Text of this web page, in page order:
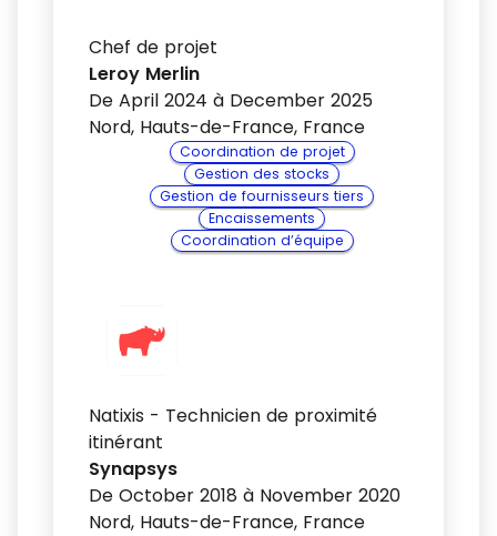
Chef de projet
Leroy Merlin
De April 2024 à December 2025
Nord, Hauts-de-France, France
Coordination de projet
Gestion des stocks
Gestion de fournisseurs tiers
Encaissements
Coordination d’équipe
Natixis - Technicien de proximité
itinérant
Synapsys
De October 2018 à November 2020
Nord, Hauts-de-France, France